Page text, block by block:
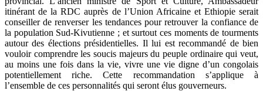
itinérant de la RDC auprès de l’Union Africaine et Ethiopie serait
conseiller de renverser les tendances pour retrouver la confiance de
la population Sud-Kivutienne ; et surtout ces moments de tourments
autour des élections présidentielles. Il lui est recommandé de bien
vouloir comprendre les soucis majeurs du peuple ordinaire qui veut,
au moins une fois dans la vie, vivre une vie digne d’un congolais
potentiellement riche. Cette recommandation s’applique à
l’ensemble de ces personnalités qui seront élus gouverneurs.